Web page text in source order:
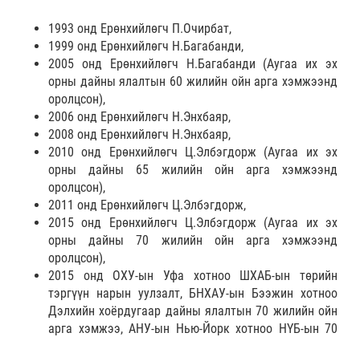
1993 онд Ерөнхийлөгч П.Очирбат,
1999 онд Ерөнхийлөгч Н.Багабанди,
2005 онд Ерөнхийлөгч Н.Багабанди (Аугаа их эх
орны дайны ялалтын 60 жилийн ойн арга хэмжээнд
оролцсон),
2006 онд Ерөнхийлөгч Н.Энхбаяр,
2008 онд Ерөнхийлөгч Н.Энхбаяр,
2010 онд Ерөнхийлөгч Ц.Элбэгдорж (Аугаа их эх
орны дайны 65 жилийн ойн арга хэмжээнд
оролцсон),
2011 онд Ерөнхийлөгч Ц.Элбэгдорж,
2015 онд Ерөнхийлөгч Ц.Элбэгдорж (Аугаа их эх
орны дайны 70 жилийн ойн арга хэмжээнд
оролцсон),
2015 онд ОХУ-ын Уфа хотноо ШХАБ-ын төрийн
тэргүүн нарын уулзалт, БНХАУ-ын Бээжин хотноо
Дэлхийн хоёрдугаар дайны ялалтын 70 жилийн ойн
арга хэмжээ, АНУ-ын Нью-Йорк хотноо НҮБ-ын 70